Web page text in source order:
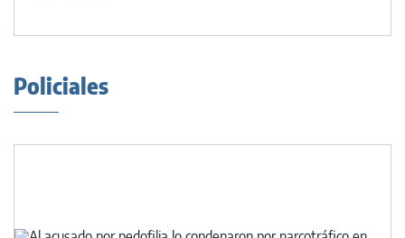
Policiales